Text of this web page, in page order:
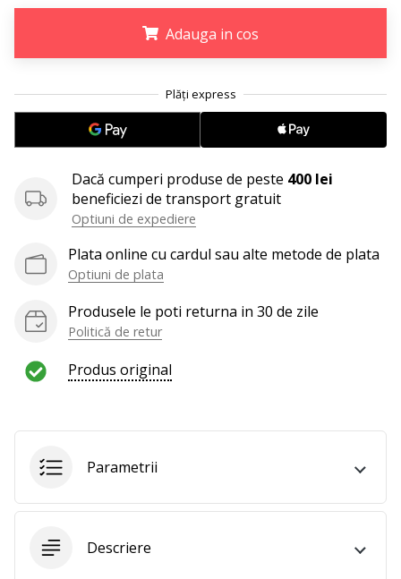
Adauga in cos
Dacă cumperi produse de peste 400 lei
beneficiezi de transport gratuit
Optiuni de expediere
Plata online cu cardul sau alte metode de plata
Optiuni de plata
Produsele le poti returna in 30 de zile
Politică de retur
Produs original
Parametrii
Descriere